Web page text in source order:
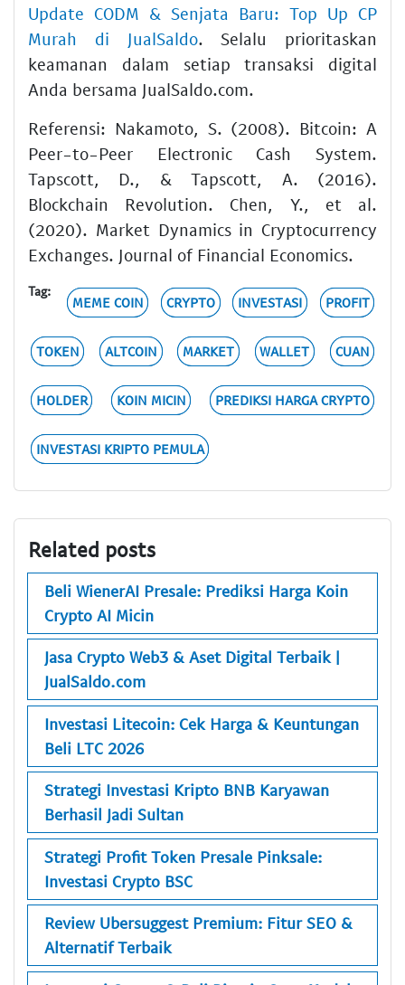
Update CODM & Senjata Baru: Top Up CP
Murah di JualSaldo. Selalu prioritaskan
keamanan dalam setiap transaksi digital
Anda bersama JualSaldo.com.
Referensi: Nakamoto, S. (2008). Bitcoin: A
Peer-to-Peer Electronic Cash System.
Tapscott, D., & Tapscott, A. (2016).
Blockchain Revolution. Chen, Y., et al.
(2020). Market Dynamics in Cryptocurrency
Exchanges. Journal of Financial Economics.
Tag:
MEME COIN CRYPTO INVESTASI PROFIT
TOKEN ALTCOIN MARKET WALLET CUAN
HOLDER KOIN MICIN PREDIKSI HARGA CRYPTO
INVESTASI KRIPTO PEMULA
Related posts
Beli WienerAI Presale: Prediksi Harga Koin
Crypto AI Micin
Jasa Crypto Web3 & Aset Digital Terbaik |
JualSaldo.com
Investasi Litecoin: Cek Harga & Keuntungan
Beli LTC 2026
Strategi Investasi Kripto BNB Karyawan
Berhasil Jadi Sultan
Strategi Profit Token Presale Pinksale:
Investasi Crypto BSC
Review Ubersuggest Premium: Fitur SEO &
Alternatif Terbaik